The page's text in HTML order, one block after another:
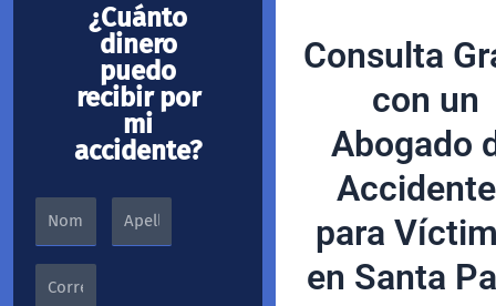
¿Cuánto
dinero
puedo
recibir por
mi
accidente?
Consulta
con un
Abogado
para
en Santa